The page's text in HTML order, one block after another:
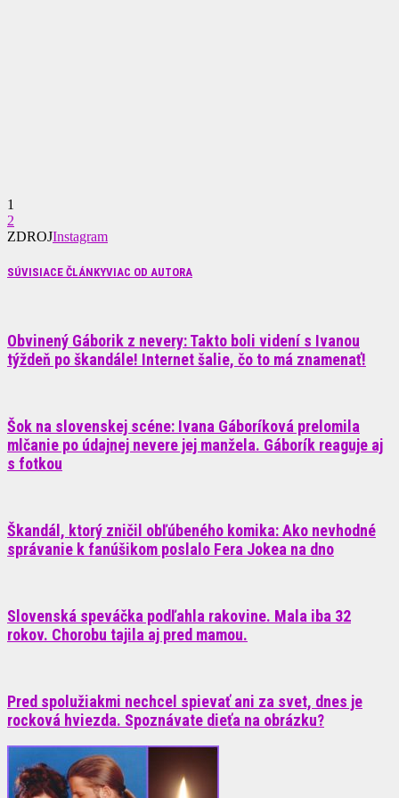
1
2
ZDROJInstagram
SÚVISIACE ČLÁNKYVIAC OD AUTORA
Obvinený Gáborik z nevery: Takto boli videní s Ivanou
týždeň po škandále! Internet šalie, čo to má znamenať!
Šok na slovenskej scéne: Ivana Gáboríková prelomila
mlčanie po údajnej nevere jej manžela. Gáborík reaguje aj
s fotkou
Škandál, ktorý zničil obľúbeného komika: Ako nevhodné
správanie k fanúšikom poslalo Fera Jokea na dno
Slovenská speváčka podľahla rakovine. Mala iba 32
rokov. Chorobu tajila aj pred mamou.
Pred spolužiakmi nechcel spievať ani za svet, dnes je
rocková hviezda. Spoznávate dieťa na obrázku?